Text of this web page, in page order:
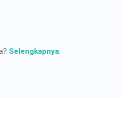
Selengkapnya